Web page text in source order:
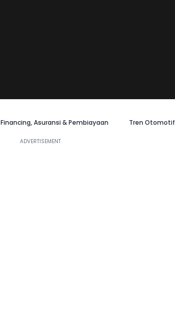
Financing, Asuransi & Pembiayaan Tren Otomotif